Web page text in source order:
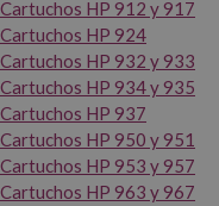
Cartuchos HP 912 y 917
Cartuchos HP 924
Cartuchos HP 932 y 933
Cartuchos HP 934 y 935
Cartuchos HP 937
Cartuchos HP 950 y 951
Cartuchos HP 953 y 957
Cartuchos HP 963 y 967